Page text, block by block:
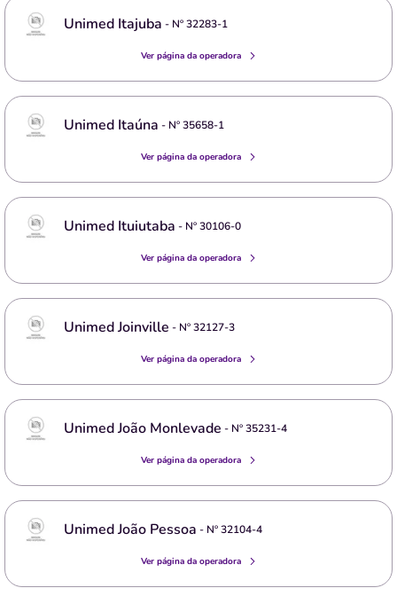
Unimed Itajuba - Nº32283-1
Ver página da operadora
Unimed Itaúna - Nº35658-1
Ver página da operadora
Unimed Ituiutaba - Nº30106-0
Ver página da operadora
Unimed Joinville - Nº32127-3
Ver página da operadora
Unimed João Monlevade - Nº35231-4
Ver página da operadora
Unimed João Pessoa - Nº32104-4
Ver página da operadora